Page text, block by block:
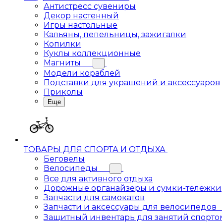
Антистресс сувениры
Декор настенный
Игры настольные
Кальяны, пепельницы, зажигалки
Копилки
Куклы коллекционные
Магниты
Модели кораблей
Подставки для украшений и аксессуаров
Приколы
Еще
ТОВАРЫ ДЛЯ СПОРТА И ОТДЫХА
Беговелы
Велосипеды
Все для активного отдыха
Дорожные органайзеры и сумки-тележки
Запчасти для самокатов
Запчасти и аксессуары для велосипедов
Защитный инвентарь для занятий